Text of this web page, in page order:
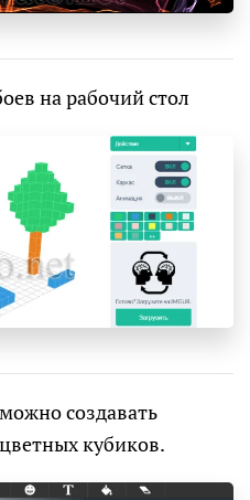
на рабочий стол
создавать
кубиков.